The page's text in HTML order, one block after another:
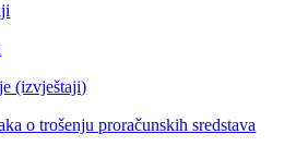
(izvještaji)
o trošenju proračunskih sredstava